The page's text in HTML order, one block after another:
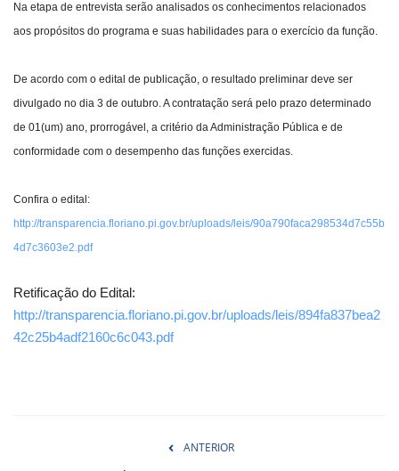
Na etapa de entrevista serão analisados os conhecimentos relacionados
aos propósitos do programa e suas habilidades para o exercício da função.
De acordo com o edital de publicação, o resultado preliminar deve ser
divulgado no dia 3 de outubro. A contratação será pelo prazo determinado
de 01(um) ano, prorrogável, a critério da Administração Pública e de
conformidade com o desempenho das funções exercidas.
Confira o edital:
http://transparencia.floriano.pi.gov.br/uploads/leis/90a790faca298534d7c55b
4d7c3603e2.pdf
Retificação do Edital:
http://transparencia.floriano.pi.gov.br/uploads/leis/894fa837bea2
42c25b4adf2160c6c043.pdf
ANTERIOR